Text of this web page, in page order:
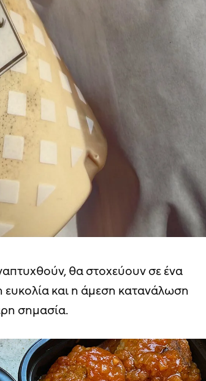
θα στοχεύουν σε ένα
και η άμεση κατανάλωση
σημασία.